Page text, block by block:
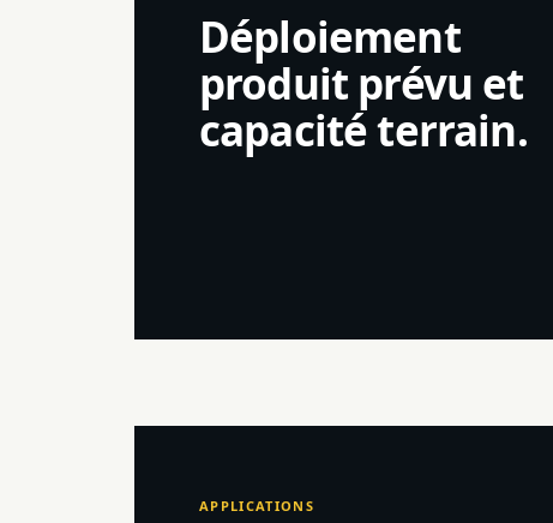
Déploiement
produit prévu et
capacité terrain.
APPLICATIONS